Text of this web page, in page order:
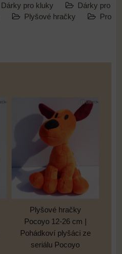
Dárky pro kluky
Dárky pro
Plyšové hračky
Pro
Plyšové hračky
Pocoyo 12-26 cm |
Pohádkoví plyšáci ze
seriálu Pocoyo